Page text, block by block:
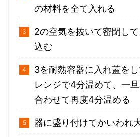
の材料を全て入れる
2の空気を抜いて密閉し
込む
3を耐熱容器に入れ蓋を
レンジで4分温めて、一
合わせて再度4分温める
器に盛り付けてかいわれ